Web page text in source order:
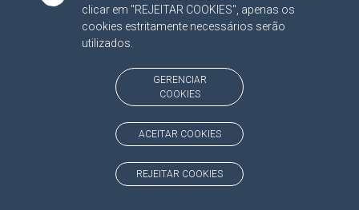
clicar em "REJEITAR COOKIES", apenas os
cookies estritamente necessários serão
utilizados.
GERENCIAR
COOKIES
ACEITAR COOKIES
REJEITAR COOKIES
FUNDO MUNICIPAL DE MANUTENÇÃO E
DESENVOLVIMENTO DA EDUCAÇÃO BÁSICA E DE
GETULIO FURTADO BARBOSA
ANTONIO DELFINO PEREIRA NETO, BRUNO